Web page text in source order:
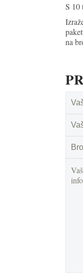
S 10
na